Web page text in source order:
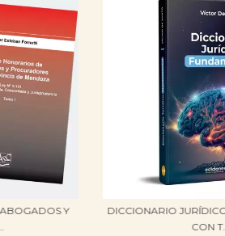
Y
DICCIONARIO
CON T...